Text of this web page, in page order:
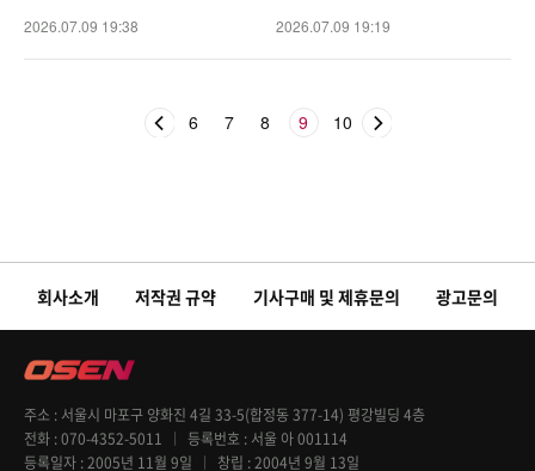
2026.07.09 19:38 2026.07.09 19:19
6 7 8 9 10
회사소개 저작권 규약 기사구매 및 제휴문의 광고문의
주소
서울시 마포구 양화진 4길 33-5(합정동 377-14) 평강빌딩 4층
전화 070-4352-5011 등록번호
서울 아 001114
등록일자 2005년 11월 9일 창립 2004년 9월 13일